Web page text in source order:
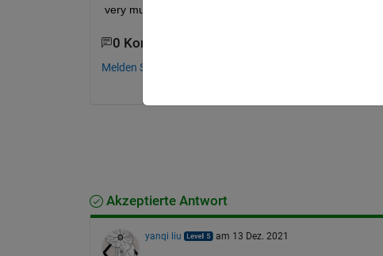
very much.
0 Kommentare
Melden Sie sich an, um zu kommentieren.
Akzeptierte Antwort
yanqi liu am 13 Dez. 2021